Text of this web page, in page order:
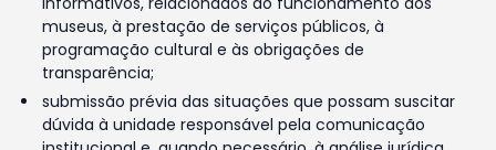
museus, à prestação de serviços públicos, à
programação cultural e às obrigações de
transparência;
submissão prévia das situações que possam suscitar
dúvida à unidade responsável pela comunicação